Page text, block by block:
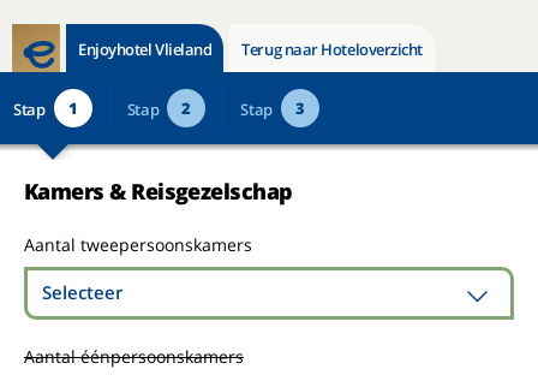
Enjoyhotel Vlieland Terug naar Hoteloverzicht
Stap 1 Stap 2 Stap 3
Kamers & Reisgezelschap
Aantal tweepersoonskamers
Selecteer
Aantal éénpersoonskamers